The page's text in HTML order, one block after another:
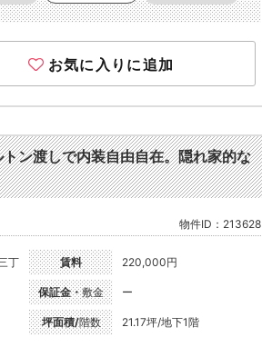
お気に入りに追加
ン渡しで内装自由自在。隠れ家的な
物件ID：213628
丁
賃料 220,000円
保証金・敷金 ー
坪面積/階数 21.17坪/地下1階